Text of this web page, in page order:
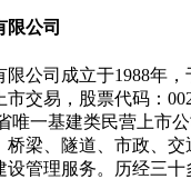
限公司
公司成立于1988年，
市交易，股票代码：
唯一基建类民营上市
桥梁、隧道、市政、交
设管理服务。历经三